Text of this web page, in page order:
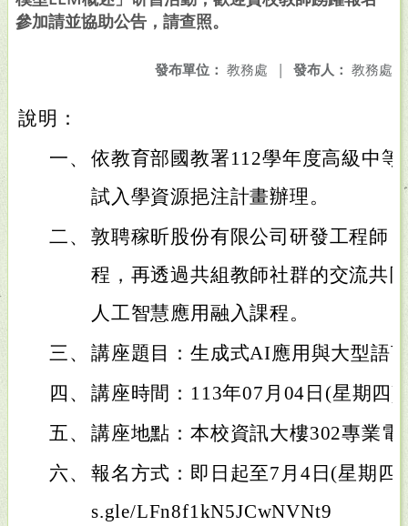
參加請並協助公告，請查照。
發布人： 教務處
發布單位： 教務處 |
說明：
一、 依教育部國教署112學年度高級中
試入學資源挹注計畫辦理。
二、 敦聘稼昕股份有限公司研發工程師
程，再透過共組教師社群的交流共
人工智慧應用融入課程。
三、 講座題目：生成式AI應用與大型語
四、 講座時間：113年07月04日(星期四
五、 講座地點：本校資訊大樓302專業電
六、 報名方式：即日起至7月4日(星期四
s.gle/LFn8f1kN5JCwNVNt9